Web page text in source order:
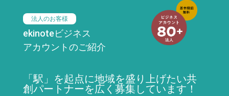
法人のお客様
ekinoteビジネス
アカウントのご紹介
「駅」を起点に地域を盛り上げたい共
創パートナーを広く募集しています！